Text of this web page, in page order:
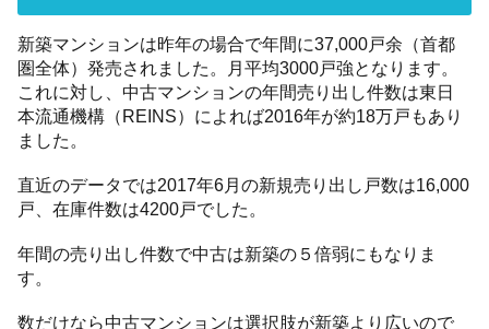
新築マンションは昨年の場合で年間に37,000戸余（首都
圏全体）発売されました。月平均3000戸強となります。
これに対し、中古マンションの年間売り出し件数は東日
本流通機構（REINS）によれば2016年が約18万戸もあり
ました。
直近のデータでは2017年6月の新規売り出し戸数は16,000
戸、在庫件数は4200戸でした。
年間の売り出し件数で中古は新築の５倍弱にもなりま
す。
数だけなら中古マンションは選択肢が新築より広いので